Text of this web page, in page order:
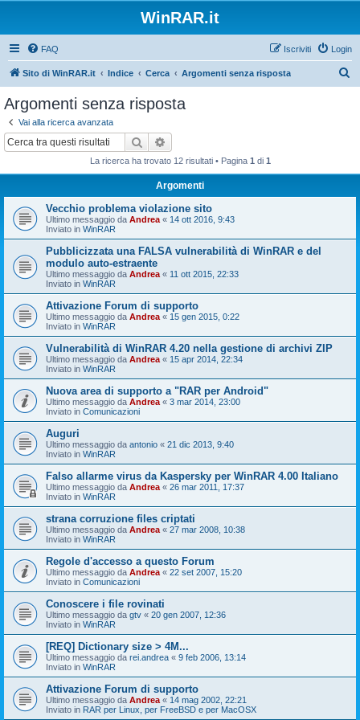
WinRAR.it
FAQ Login
Iscriviti
Sito di WinRAR.it Indice Cerca Argomenti senza risposta
Argomenti senza risposta
Vai alla ricerca avanzata
Cerca
La ricerca ha trovato 12 risultati • Pagina 1 di 1
Argomenti
Vecchio problema violazione sito
Ultimo messaggio da Andrea « 14 ott 2016, 9:43
Inviato in WinRAR
Pubblicizzata una FALSA vulnerabilità di WinRAR e del
modulo auto-estraente
Ultimo messaggio da Andrea « 11 ott 2015, 22:33
Inviato in WinRAR
Attivazione Forum di supporto
Ultimo messaggio da Andrea « 15 gen 2015, 0:22
Inviato in WinRAR
Vulnerabilità di WinRAR 4.20 nella gestione di archivi ZIP
Ultimo messaggio da Andrea « 15 apr 2014, 22:34
Inviato in WinRAR
Nuova area di supporto a "RAR per Android"
Ultimo messaggio da Andrea « 3 mar 2014, 23:00
Inviato in Comunicazioni
Auguri
Ultimo messaggio da antonio « 21 dic 2013, 9:40
Inviato in WinRAR
Falso allarme virus da Kaspersky per WinRAR 4.00 Italiano
Ultimo messaggio da Andrea « 26 mar 2011, 17:37
Inviato in WinRAR
strana corruzione files criptati
Ultimo messaggio da Andrea « 27 mar 2008, 10:38
Inviato in WinRAR
Regole d'accesso a questo Forum
Ultimo messaggio da Andrea « 22 set 2007, 15:20
Inviato in Comunicazioni
Conoscere i file rovinati
Ultimo messaggio da gtv « 20 gen 2007, 12:36
Inviato in WinRAR
[REQ] Dictionary size > 4M...
Ultimo messaggio da rei.andrea « 9 feb 2006, 13:14
Inviato in WinRAR
Attivazione Forum di supporto
Ultimo messaggio da Andrea « 14 mag 2002, 22:21
Inviato in RAR per Linux, per FreeBSD e per MacOSX